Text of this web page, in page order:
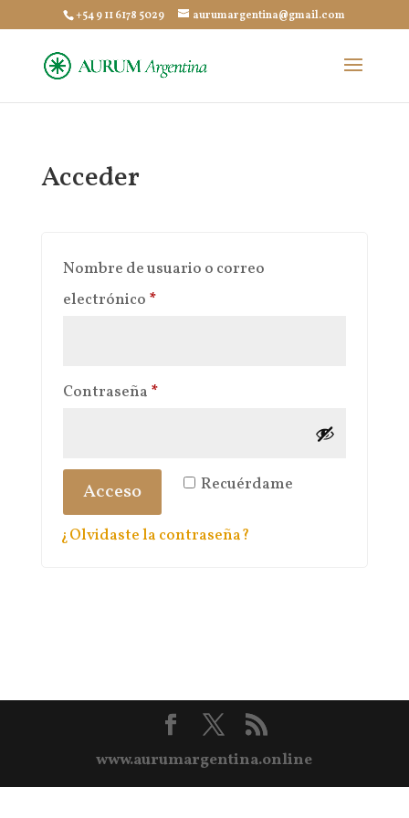
+54 9 11 6178 5029 aurumargentina@gmail.com
Acceder
Nombre de usuario o correo
electrónico *Obligatorio
Contraseña *Obligatorio
Recuérdame
Acceso
¿Olvidaste la contraseña?
www.aurumargentina.online